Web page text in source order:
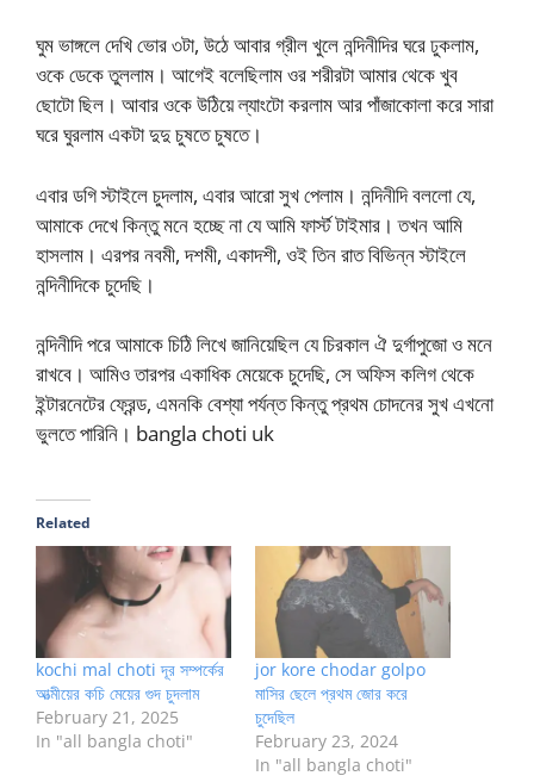
ঘুম ভাঙ্গলে দেখি ভোর ৩টা, উঠে আবার গ্রীল খুলে নন্দিনীদির ঘরে ঢুকলাম,
ওকে ডেকে তুললাম। আগেই বলেছিলাম ওর শরীরটা আমার থেকে খুব
ছোটো ছিল। আবার ওকে উঠিয়ে ল্যাংটো করলাম আর পাঁজাকোলা করে সারা
ঘরে ঘুরলাম একটা দুদু চুষতে চুষতে।
এবার ডগি স্টাইলে চুদলাম, এবার আরো সুখ পেলাম। নন্দিনীদি বললো যে,
আমাকে দেখে কিন্তু মনে হচ্ছে না যে আমি ফার্স্ট টাইমার। তখন আমি
হাসলাম। এরপর নবমী, দশমী, একাদশী, ওই তিন রাত বিভিন্ন স্টাইলে
নন্দিনীদিকে চুদেছি।
নন্দিনীদি পরে আমাকে চিঠি লিখে জানিয়েছিল যে চিরকাল ঐ দুর্গাপুজো ও মনে
রাখবে। আমিও তারপর একাধিক মেয়েকে চুদেছি, সে অফিস কলিগ থেকে
ইন্টারনেটের ফ্রেন্ড, এমনকি বেশ্যা পর্যন্ত কিন্তু প্রথম চোদনের সুখ এখনো
ভুলতে পারিনি। bangla choti uk
Related
kochi mal choti দূর সম্পর্কের
আত্মীয়ের কচি মেয়ের গুদ চুদলাম
February 21, 2025
In "all bangla choti"
jor kore chodar golpo
মাসির ছেলে প্রথম জোর করে
চুদেছিল
February 23, 2024
In "all bangla choti"